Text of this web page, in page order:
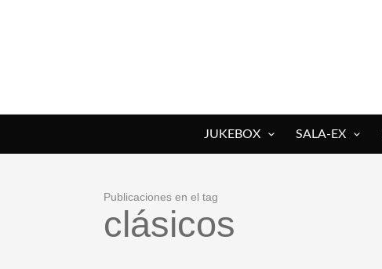
JOFRE
JUKEBOX SALA-EX
Publicaciones en el tag
clásicos